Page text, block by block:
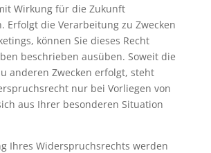
Wirkung für die Zukunft
Erfolgt die Verarbeitung zu Zwecken
können Sie dieses Recht
beschrieben ausüben. Soweit die
anderen Zwecken erfolgt, steht
nur bei Vorliegen von
aus Ihrer besonderen Situation
Ihres Widerspruchsrechts werden